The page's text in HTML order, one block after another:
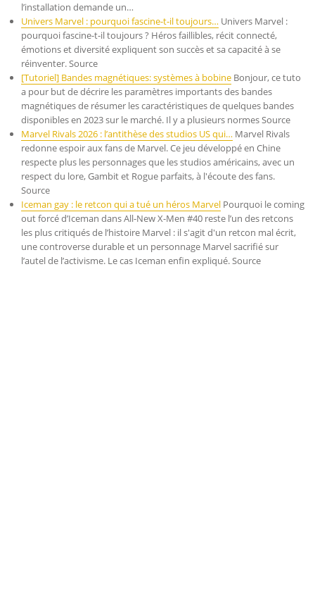
l’installation demande un…
Univers Marvel : pourquoi fascine-t-il toujours… Univers Marvel :
pourquoi fascine-t-il toujours ? Héros faillibles, récit connecté,
émotions et diversité expliquent son succès et sa capacité à se
réinventer. Source
[Tutoriel] Bandes magnétiques: systèmes à bobine Bonjour, ce tuto
a pour but de décrire les paramètres importants des bandes
magnétiques de résumer les caractéristiques de quelques bandes
disponibles en 2023 sur le marché. Il y a plusieurs normes Source
Marvel Rivals 2026 : l’antithèse des studios US qui… Marvel Rivals
redonne espoir aux fans de Marvel. Ce jeu développé en Chine
respecte plus les personnages que les studios américains, avec un
respect du lore, Gambit et Rogue parfaits, à l'écoute des fans.
Source
Iceman gay : le retcon qui a tué un héros Marvel Pourquoi le coming
out forcé d’Iceman dans All-New X-Men #40 reste l’un des retcons
les plus critiqués de l’histoire Marvel : il s'agit d'un retcon mal écrit,
une controverse durable et un personnage Marvel sacrifié sur
l’autel de l’activisme. Le cas Iceman enfin expliqué. Source